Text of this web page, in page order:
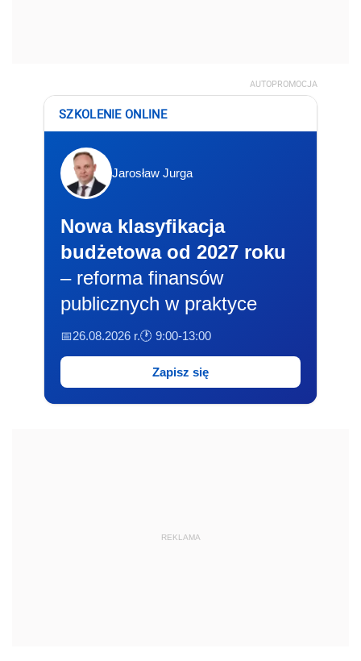
AUTOPROMOCJA
SZKOLENIE ONLINE
Jarosław Jurga
Nowa klasyfikacja
budżetowa od 2027 roku
– reforma finansów
publicznych w praktyce
📅26.08.2026 r.🕐 9:00-13:00
Zapisz się
REKLAMA